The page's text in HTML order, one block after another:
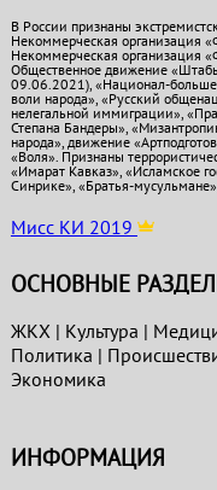
В России признаны
Некоммерческая организация
Некоммерческая организация
Общественное движение
09.06.2021), «Национал-
воли народа», «Русский
нелегальной иммиграции»,
Степана Бандеры»,
народа», движение
«Воля». Признаны
«Имарат Кавказ», «Исламское
Синрике», «Братья-
Мисс КИ 2019
ОСНОВНЫЕ
ЖКХ| Культура |
Политика |
Экономика
ИНФОРМАЦИЯ